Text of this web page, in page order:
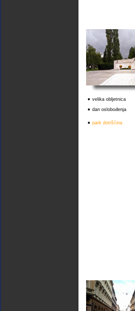
• velika obljetnica
• dan oslobođenja
• park dotršćina